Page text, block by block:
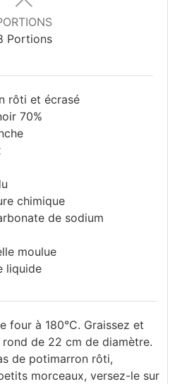
Portions
rôti et écrasé
70%
chimique
de sodium
moulue
liquide
four à 180°C. Graissez et
de 22 cm de diamètre.
de potimarron rôti,
morceaux, versez-le sur